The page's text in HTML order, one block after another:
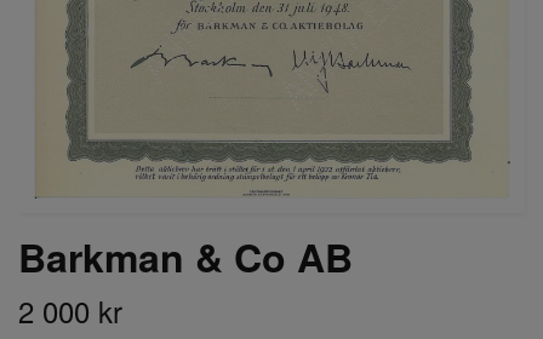
Barkman & Co AB
2 000 kr